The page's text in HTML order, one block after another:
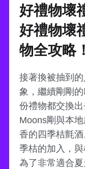
好禮物壞
好禮物壞
物全攻略！
接著換被抽到
象，繼續剛剛
份禮物都交換
Moons剛與本
香的四季桔氈
季桔的加入，
為了非常適合夏